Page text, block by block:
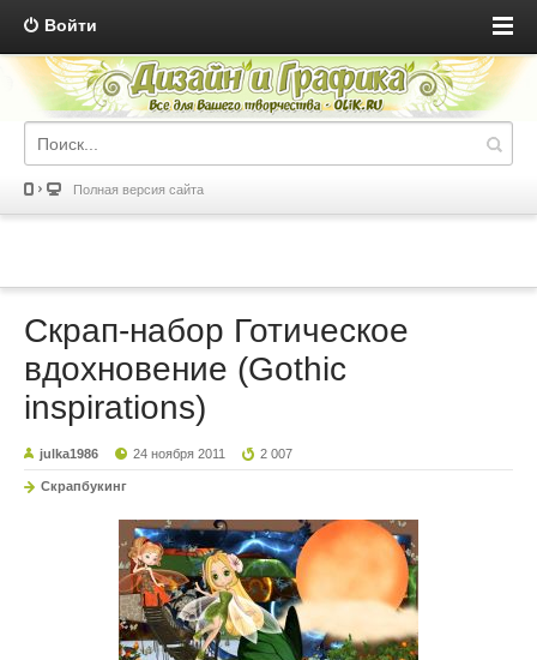
Войти
Полная версия сайта
Скрап-набор Готическое
вдохновение (Gothic
inspirations)
julka1986 24 ноября 2011 2 007
Скрапбукинг